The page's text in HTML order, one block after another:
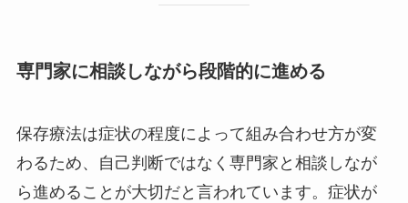
専門家に相談しながら段階的に進める
保存療法は症状の程度によって組み合わせ方が変
わるため、自己判断ではなく専門家と相談しなが
ら進めることが大切だと言われています。症状が